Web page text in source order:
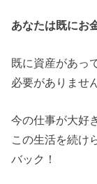
あなたは既にお
既に資産があっ
必要がありませ
今の仕事が大好
この生活を続け
バック！